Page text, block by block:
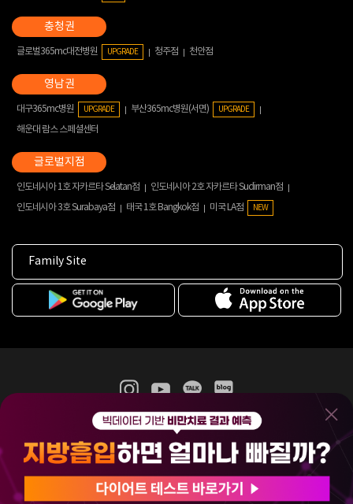
글로벌365mc대전병원 UPGRADE 청주점 천안점
대구365mc병원 UPGRADE 부산365mc병원(서면) UPGRADE
해운대 람스 스페셜센터
인도네시아 1호 자카르타 Selatan점
인도네시아 2호 자카르타 Sudirman점
인도네시아 3호 Surabaya점
태국 1호 Bangkok점 미국 LA점 NEW
Family Site
365mc 병·의원 이용약관
홈페이지 이용약관
비급여진료수가
(주)365mcㅣ서울특별시 서초구 서초대로52길 7, 3~4층(서초동, 제일빌딩)
120-87-04354ㅣ김남철